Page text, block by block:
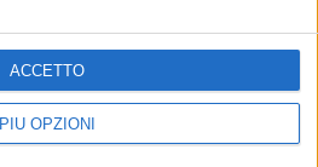
PIÙ OPZIONI
ACCETTO